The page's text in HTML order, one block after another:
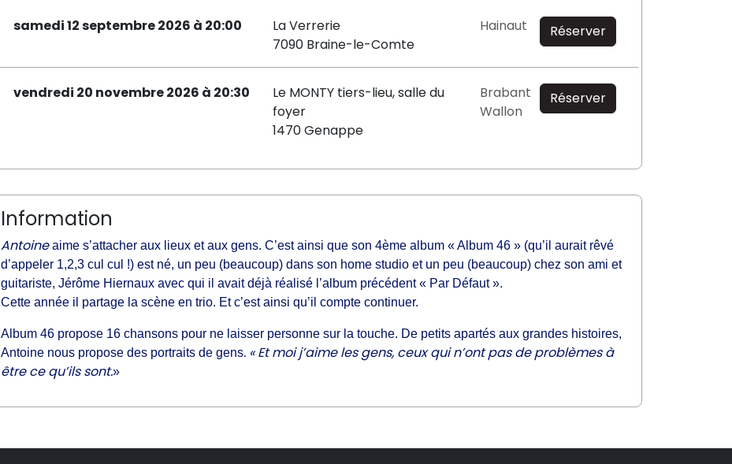
samedi 12 septembre 2026 à 20:00
La Verrerie
7090 Braine-le-Comte
Hainaut Réserver
vendredi 20 novembre 2026 à 20:30
Le MONTY tiers-lieu, salle du
foyer
1470 Genappe
Brabant
Wallon
Réserver
Information
Antoineaime s’attacher aux lieux et aux gens. C’est ainsi que son 4ème album « Album 46 » (qu’il aurait rêvé
d’appeler 1,2,3 cul cul !) est né, un peu (beaucoup) dans son home studio et un peu (beaucoup) chez son ami et
guitariste, Jérôme Hiernaux avec qui il avait déjà réalisé l’album précédent « Par Défaut ».
Cette année il partage la scène en trio. Et c’est ainsi qu’il compte continuer.
Album 46 propose 16 chansons pour ne laisser personne sur la touche. De petits apartés aux grandes histoires,
Antoine nous propose des portraits de gens. « Et moi j’aime les gens, ceux qui n’ont pas de problèmes à
être ce qu’ils sont.»